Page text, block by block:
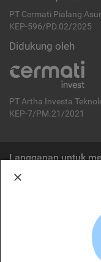
PT Cermati Pialang
KEP-596/PD.02/2025
Didukung oleh
PT Artha Investa
KEP-7/PM.21/2021
Langganan untuk
Cermati merupakan
OJK. Oleh karena itu,
ditawarkan bukan
diterbitkan oleh Cermati